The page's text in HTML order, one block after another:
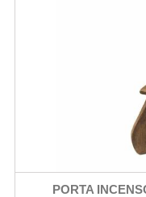
PORTA